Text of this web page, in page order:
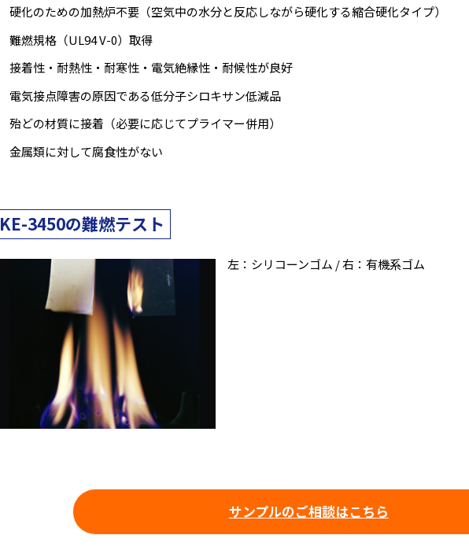
硬化のための加熱炉不要（空気中の水分と反応しながら硬化する縮合硬化タイプ）
難燃規格（UL94 V-0）取得
接着性・耐熱性・耐寒性・電気絶縁性・耐候性が良好
電気接点障害の原因である低分子シロキサン低減品
殆どの材質に接着（必要に応じてプライマー併用）
金属類に対して腐食性がない
KE-3450の難燃テスト
左：シリコーンゴム / 右：有機系ゴム
サンプルのご相談はこちら